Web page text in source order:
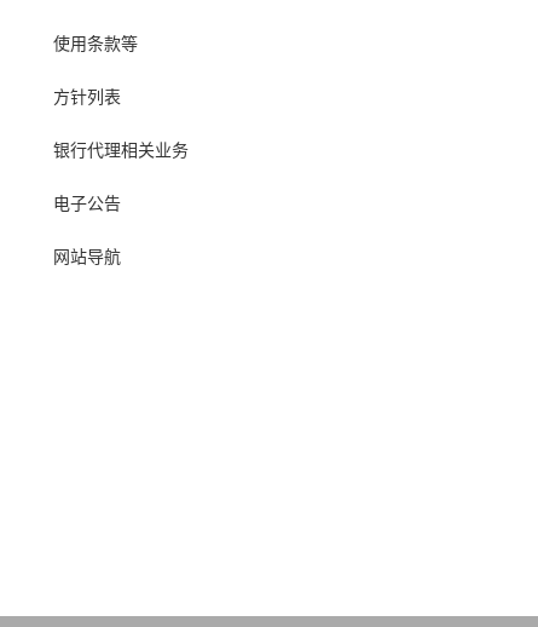
使用条款等
方针列表
银行代理相关业务
电子公告
网站导航